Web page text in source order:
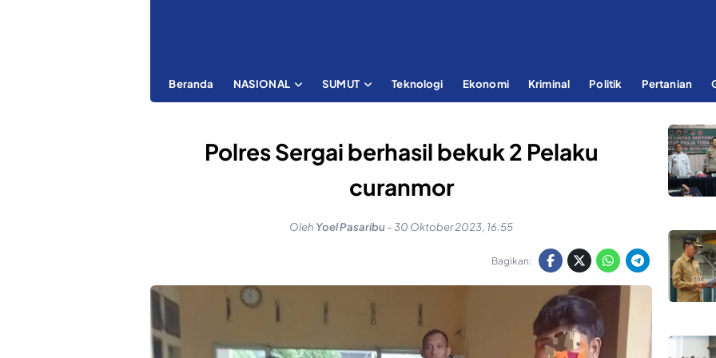
Beranda NASIONAL SUMUT Teknologi Ekonomi Kriminal Politik Pertanian
Polres Sergai berhasil bekuk 2 Pelaku
curanmor
Oleh Yoel Pasaribu-30 Oktober 2023, 16:55
Bagikan: